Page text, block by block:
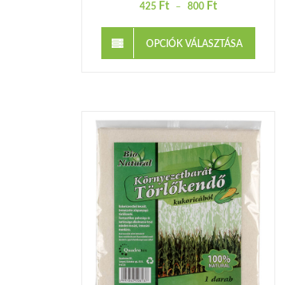
425 Ft – 800 Ft
OPCIÓK VÁLASZTÁSA